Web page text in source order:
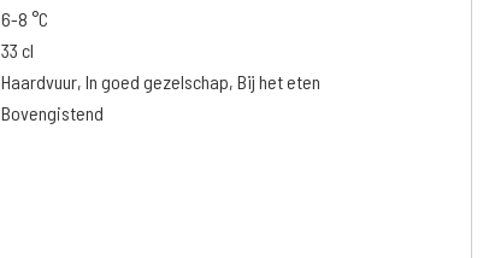
6-8 °C
33 cl
Haardvuur, In goed gezelschap, Bij het eten
Bovengistend